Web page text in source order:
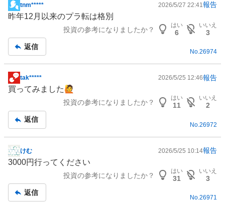
掲
示
事
tnm***** 2026/5/27 22:41 報告
昨年12月以来のプラ転は格別
投資の参考になりましたか？
はい
6
いいえ
3
返信
No.26974
掲
示
事
tak***** 2026/5/25 12:46報告
買ってみました🙋
投資の参考になりましたか？
はい
11
いいえ
2
返信
No. 26972
掲
示
事
けむ 2026/5/25 10:14報告
3000円行ってください
投資の参考になりましたか？
はい
31
いいえ
3
返信
No.26971